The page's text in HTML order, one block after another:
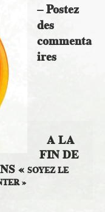
– Postez
des
commenta
ires
A LA
FIN DE
« SOYEZ LE
»